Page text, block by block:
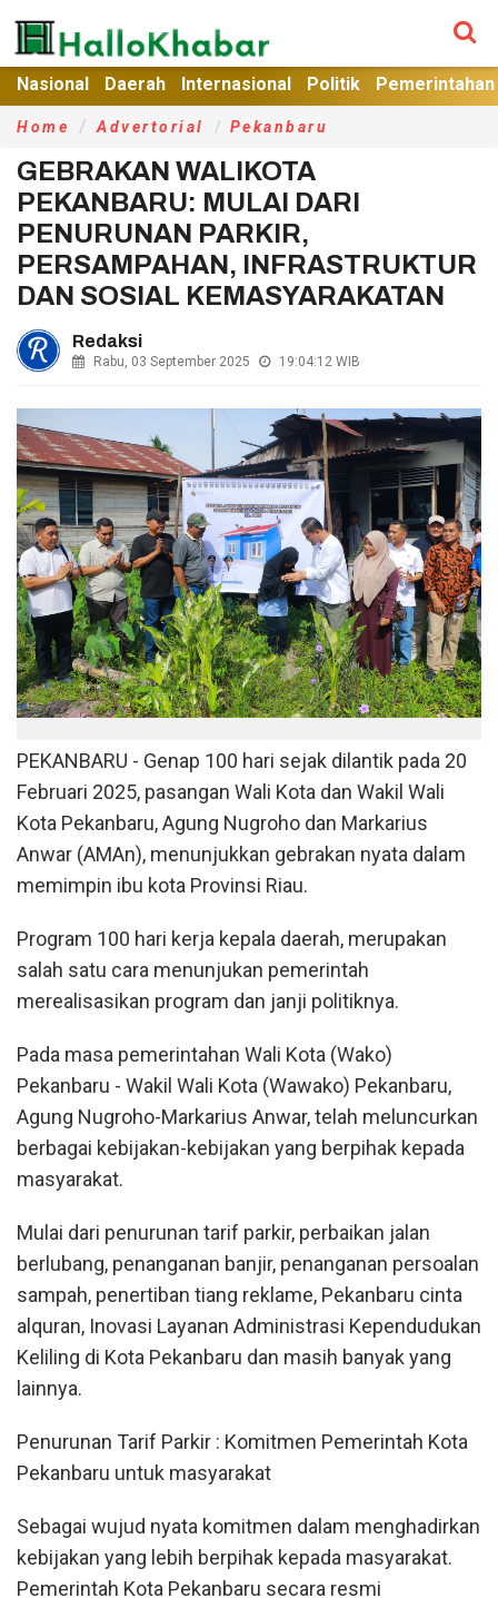
Nasional Daerah Internasional Politik Pemerintahan
Home Advertorial Pekanbaru
GEBRAKAN WALIKOTA
PEKANBARU: MULAI DARI
PENURUNAN PARKIR,
PERSAMPAHAN, INFRASTRUKTUR
DAN SOSIAL KEMASYARAKATAN
Redaksi
Rabu, 03 September 2025 19:04:12 WIB
PEKANBARU - Genap 100 hari sejak dilantik pada 20
Februari 2025, pasangan Wali Kota dan Wakil Wali
Kota Pekanbaru, Agung Nugroho dan Markarius
Anwar (AMAn), menunjukkan gebrakan nyata dalam
memimpin ibu kota Provinsi Riau.
Program 100 hari kerja kepala daerah, merupakan
salah satu cara menunjukan pemerintah
merealisasikan program dan janji politiknya.
Pada masa pemerintahan Wali Kota (Wako)
Pekanbaru - Wakil Wali Kota (Wawako) Pekanbaru,
Agung Nugroho-Markarius Anwar, telah meluncurkan
berbagai kebijakan-kebijakan yang berpihak kepada
masyarakat.
Mulai dari penurunan tarif parkir, perbaikan jalan
berlubang, penanganan banjir, penanganan persoalan
sampah, penertiban tiang reklame, Pekanbaru cinta
alquran, Inovasi Layanan Administrasi Kependudukan
Keliling di Kota Pekanbaru dan masih banyak yang
lainnya.
Penurunan Tarif Parkir : Komitmen Pemerintah Kota
Pekanbaru untuk masyarakat
Sebagai wujud nyata komitmen dalam menghadirkan
kebijakan yang lebih berpihak kepada masyarakat.
Pemerintah Kota Pekanbaru secara resmi